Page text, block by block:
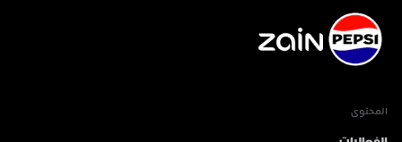
المحتوى